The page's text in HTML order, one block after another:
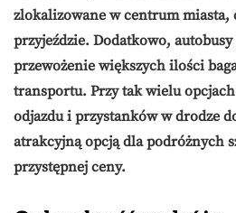
zlokalizowane w centrum miasta,
przyjeździe. Dodatkowo,
przewożenie większych ilości
transportu. Przy tak wielu
odjazdu i przystanków w drodze
atrakcyjną opcją dla podróżnych
przystępnej ceny.